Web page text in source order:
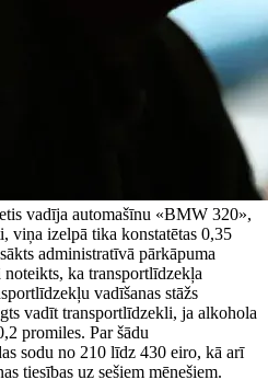
vadīja automašīnu «BMW 320»,
viņa izelpā tika konstatētas 0,35
administratīvā pārkāpuma
ka transportlīdzekļa
vadīšanas stāžs
vadīt transportlīdzekli, ja alkohola
promiles. Par šādu
sodu no 210 līdz 430 eiro, kā arī
tiesības uz sešiem mēnešiem.